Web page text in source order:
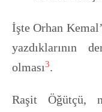
İşte Orhan
yazdıklarının
olması3.
Raşit Öğütçü,